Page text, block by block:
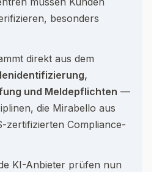
besonders
direkt aus dem
und Meldepflichten —
die Mirabello aus
zertifizierten Compliance-
KI-Anbieter prüfen nun